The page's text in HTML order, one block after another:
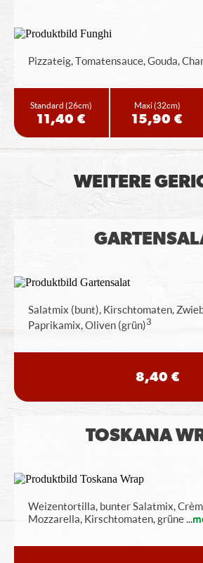
Pizzateig, Tomatensauce, Gouda,
Standard(26cm)
11,40 €
Maxi(32cm)
15,90 €
WEITERE
Salatmix (bunt), Kirschtomaten,
Paprikamix, Oliven (grün)3
8,40 €
TOSKANA
Weizentortilla, bunter Salatmix,
Mozzarella, Kirschtomaten, grüne...